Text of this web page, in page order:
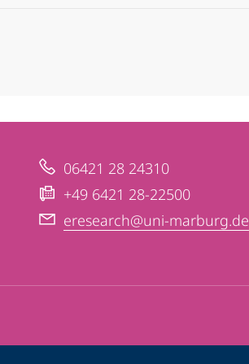
06421 28 24310
+49 6421 28-22500
eresearch@uni-marburg.de